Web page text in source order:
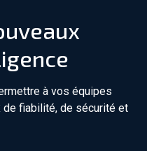
à vos équipes
de fiabilité, de sécurité et